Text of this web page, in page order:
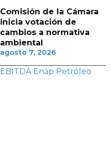
Comisión de la Cámara
inicia votación de
cambios a normativa
ambiental
agosto 7, 2026
EBITDA Enap Petróleo